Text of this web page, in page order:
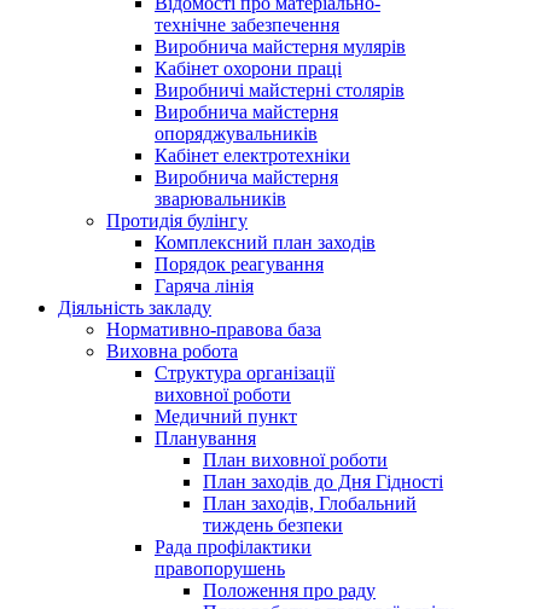
технічне забезпечення
Виробнича майстерня мулярів
Кабінет охорони праці
Виробничі майстерні столярів
Виробнича майстерня
опоряджувальників
Кабінет електротехніки
Виробнича майстерня
зварювальників
Протидія булінгу
Комплексний план заходів
Порядок реагування
Гаряча лінія
Діяльність закладу
Нормативно-правова база
Виховна робота
Структура організації
виховної роботи
Медичний пункт
Планування
План виховної роботи
План заходів до Дня Гідності
План заходів, Глобальний
тиждень безпеки
Рада профілактики
правопорушень
Положення про раду